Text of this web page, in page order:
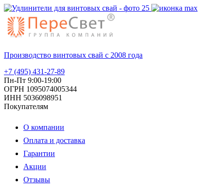
Производство винтовых свай с 2008 года
+7 (495) 431-27-89
Пн-Пт 9:00-19:00
ОГРН 1095074005344
ИНН 5036098951
Покупателям
О компании
Оплата и доставка
Гарантии
Акции
Отзывы